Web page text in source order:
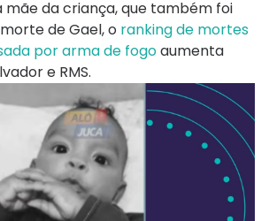
da criança, que também foi
de Gael, o ranking de mortes
por arma de fogoaumenta
e RMS.